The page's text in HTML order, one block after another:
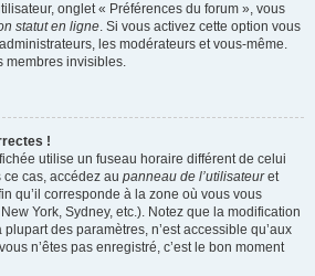
onglet « Préférences du forum », vous
statut en ligne. Si vous activez cette option vous
les modérateurs et vous-même.
membres invisibles.
!
utilise un fuseau horaire différent de celui
cas, accédez au panneau de l’utilisateuret
qu’il corresponde à la zone où vous vous
York, Sydney, etc.). Notez que la modification
des paramètres, n’est accessible qu’aux
n’êtes pas enregistré, c’est le bon moment